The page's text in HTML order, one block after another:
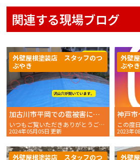
関連する現場ブログ
加古川市平岡での雹被害によるカーポートの状況を現地調査
いつもご覧いただきありがとうございます。 おかちゃんペイ
2024年05月05日 更新
外壁屋根塗装店 スタッフのつ
ぶやき
2023年
外壁
ぶやき
外壁屋根塗装店 スタッフのつ
外壁